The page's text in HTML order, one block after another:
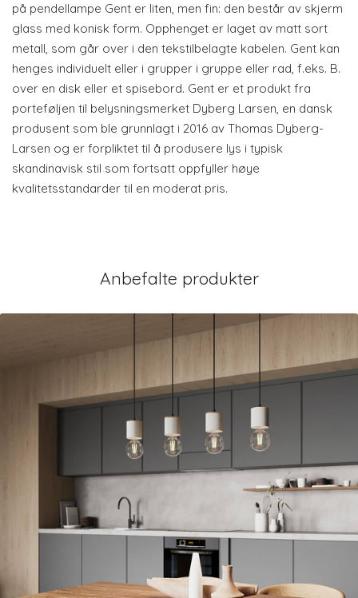
på pendellampe Gent er liten, men fin: den består av skjerm
glass med konisk form. Opphenget er laget av matt sort
metall, som går over i den tekstilbelagte kabelen. Gent kan
henges individuelt eller i grupper i gruppe eller rad, f.eks. B.
over en disk eller et spisebord. Gent er et produkt fra
porteføljen til belysningsmerket Dyberg Larsen, en dansk
produsent som ble grunnlagt i 2016 av Thomas Dyberg-
Larsen og er forpliktet til å produsere lys i typisk
skandinavisk stil som fortsatt oppfyller høye
kvalitetsstandarder til en moderat pris.
Anbefalte produkter